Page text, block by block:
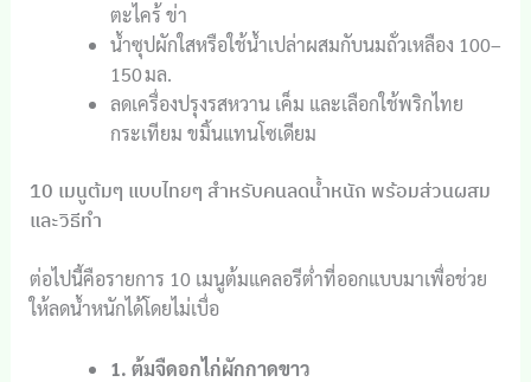
ตะไคร้ ข่า
น้ำซุปผักใสหรือใช้น้ำเปล่าผสมกับนมถั่วเหลือง 100–
150 มล.
ลดเครื่องปรุงรสหวาน เค็ม และเลือกใช้พริกไทย
กระเทียม ขมิ้นแทนโซเดียม
10 เมนูต้มๆ แบบไทยๆ สำหรับคนลดน้ำหนัก พร้อมส่วนผสม
และวิธีทำ
ต่อไปนี้คือรายการ 10 เมนูต้มแคลอรีต่ำที่ออกแบบมาเพื่อช่วย
ให้ลดน้ำหนักได้โดยไม่เบื่อ
1. ต้มจืดอกไก่ผักกาดขาว